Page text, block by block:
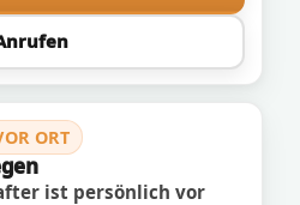
ORT
ist persönlich vor